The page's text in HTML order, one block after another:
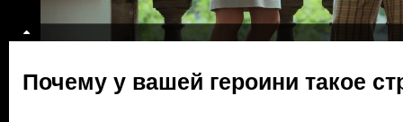
Почему у вашей героини такое